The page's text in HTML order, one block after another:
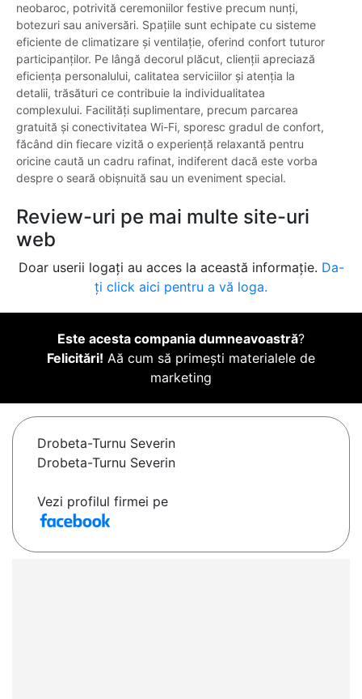
neobaroc, potrivită ceremoniilor festive precum nunți,
botezuri sau aniversări. Spațiile sunt echipate cu sisteme
eficiente de climatizare și ventilație, oferind confort tuturor
participanților. Pe lângă decorul plăcut, clienții apreciază
eficiența personalului, calitatea serviciilor și atenția la
detalii, trăsături ce contribuie la individualitatea
complexului. Facilități suplimentare, precum parcarea
gratuită și conectivitatea Wi-Fi, sporesc gradul de confort,
făcând din fiecare vizită o experiență relaxantă pentru
oricine caută un cadru rafinat, indiferent dacă este vorba
despre o seară obișnuită sau un eveniment special.
Review-uri pe mai multe site-uri
web
Doar userii logați au acces la această informație. Da-
ți click aici pentru a vă loga.
Este acesta compania dumneavoastră?
Felicitări! Aă cum să primești materialele de
marketing
Drobeta-Turnu Severin
Drobeta-Turnu Severin
Vezi profilul firmei pe